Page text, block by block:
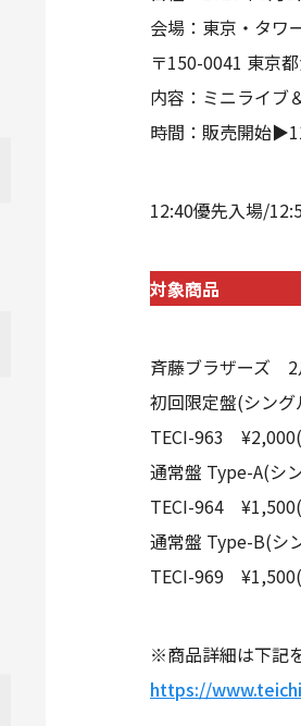
会場：東京・タワ
〒150-0041 東京
内容：ミニライブ
時間：販売開始
12:40優先入場/
対象商品
斉藤ブラザーズ 2
初回限定盤(シング
TECI-963
通常盤 Type-A(シ
TECI-964
通常盤 Type-B(シ
TECI-969
※商品詳細は下記
https://